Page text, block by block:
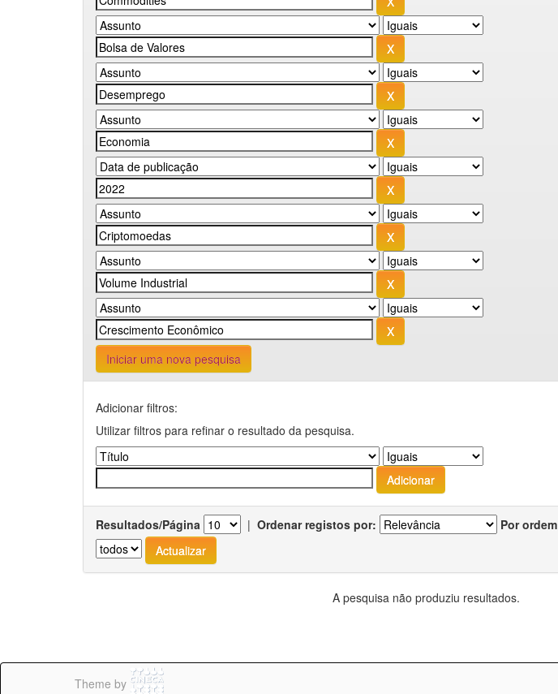
Iniciar uma nova pesquisa
Adicionar filtros:
Utilizar filtros para refinar o resultado da pesquisa.
Resultados/Página | Ordenar registos por: Por ordem
A pesquisa não produziu resultados.
Theme by